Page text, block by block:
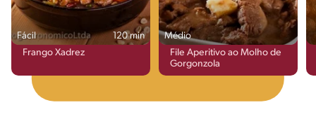
Fácil
120 min
Frango Xadrez
Médio
File Aperitivo ao Molho de
Gorgonzola